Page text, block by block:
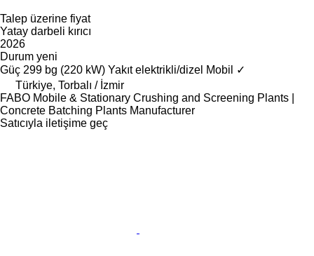
Talep üzerine fiyat
Yatay darbeli kırıcı
2026
Durum yeni
Güç 299 bg (220 kW) Yakıt elektrikli/dizel Mobil
✓
Türkiye, Torbalı / İzmir
FABO Mobile & Stationary Crushing and Screening Plants |
Concrete Batching Plants Manufacturer
Satıcıyla iletişime geç